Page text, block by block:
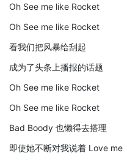
Oh See me like Rocket
Oh See me like Rocket
看我们把风暴给刮起
成为了头条上播报的话题
Oh See me like Rocket
Oh See me like Rocket
Bad Boody 也懒得去搭理
即使她不断对我说着 Love me